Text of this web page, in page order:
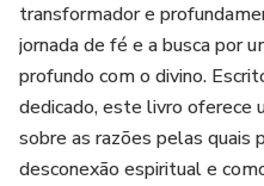
transformador e
jornada de fé e a busca por
profundo com o divino.
dedicado, este livro oferece
sobre as razões pelas quais
desconexão espiritual e